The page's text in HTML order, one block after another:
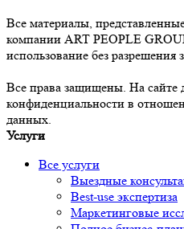
Все материалы,
компании ART PEOPLE
использование без разрешения
Все права защищены. На сайте
конфиденциальности в
данных.
Услуги
Все услуги
Выездные
Best-use экспертиза
Маркетинговые